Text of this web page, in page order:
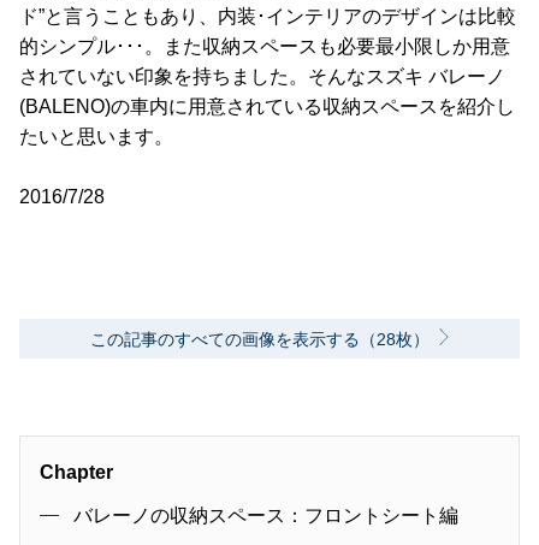
ド”と言うこともあり、内装･インテリアのデザインは比較
的シンプル･･･。また収納スペースも必要最小限しか用意
されていない印象を持ちました。そんなスズキ バレーノ
(BALENO)の車内に用意されている収納スペースを紹介し
たいと思います。
2016/7/28
この記事のすべての画像を表示する（28枚）
Chapter
バレーノの収納スペース：フロントシート編